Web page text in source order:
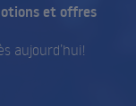
et offres
aujourd’hui!